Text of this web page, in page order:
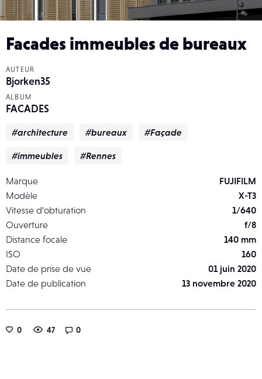
Facades immeubles de bureaux
AUTEUR
Bjorken35
ALBUM
FACADES
#architecture #bureaux #Façade
#immeubles #Rennes
Marque
FUJIFILM
Modèle
X-T3
Vitesse d’obturation
1/640
Ouverture
f/8
Distance focale
140 mm
ISO
160
Date de prise de vue
01 juin 2020
Date de publication
13 novembre 2020
0 47 0